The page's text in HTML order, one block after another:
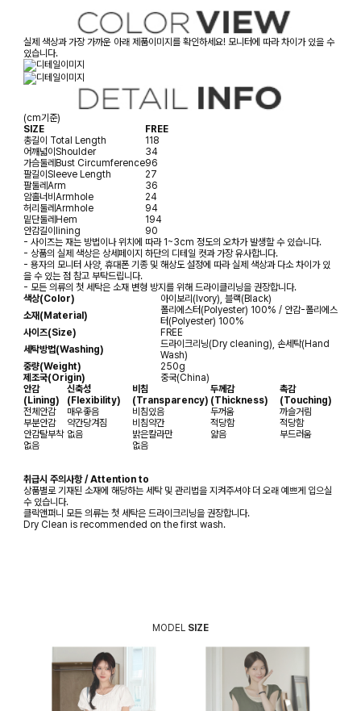
실제 색상과 가장 가까운 아래 제품이미지를 확인하세요! 모니터에 따라 차이가 있을 수
있습니다.
(cm기준)
SIZE
FREE
총길이 Total Length
118
어깨넓이Shoulder
34
가슴둘레Bust Circumference96
팔길이Sleeve Length
27
팔둘레Arm
36
암홀너비Armhole
24
허리둘레Armhole
94
밑단둘레Hem
194
안감길이lining
90
- 사이즈는 재는 방법이나 위치에 따라 1~3cm 정도의 오차가 발생할 수 있습니다.
- 상품의 실제 색상은 상세페이지 하단의 디테일 컷과 가장 유사합니다.
- 용자의 모니터 사양, 휴대폰 기종 및 해상도 설정에 따라 실제 색상과 다소 차이가 있
을 수 있는 점 참고 부탁드립니다.
- 모든 의류의 첫 세탁은 소재 변형 방지를 위해 드라이클리닝을 권장합니다.
색상(Color)
아이보리(Ivory), 블랙(Black)
소재(Material)
폴리에스터(Polyester) 100% / 안감-폴리에스
터(Polyester) 100%
사이즈(Size)
FREE
세탁방법(Washing)
드라이크리닝(Dry cleaning), 손세탁(Hand
Wash)
중량(Weight)
250g
제조국(Origin)
중국(China)
안감
(Lining)
신축성
(Flexibility)
비침
(Transparency)
두께감
(Thickness)
촉감
(Touching)
전체안감
매우좋음 비침있음 두꺼움
까슬거림
부분안감
약간당겨짐 비침약간 적당함
적당함
안감탈부착 없음 밝은칼라만 얇음
부드러움
없음
없음
취급시 주의사항 / Attention to
상품별로 기재된 소재에 해당하는 세탁 및 관리법을 지켜주셔야 더 오래 예쁘게 입으실
수 있습니다.
클릭앤퍼니 모든 의류는 첫 세탁은 드라이크리닝을 권장합니다.
Dry Clean is recommended on the first wash.
MODEL SIZE